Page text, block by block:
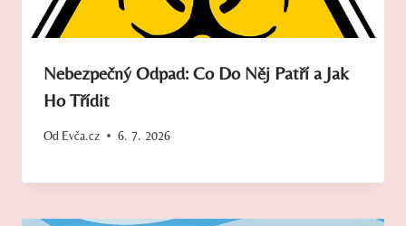
Nebezpečný Odpad: Co Do Něj Patří a Jak
Ho Třídit
Od Evča.cz 6. 7. 2026